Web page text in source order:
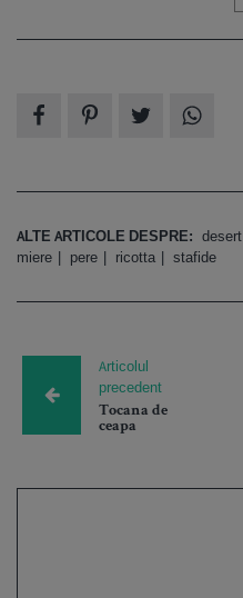
ALTE ARTICOLE DESPRE: desert
miere
pere ricotta stafide
Articolul
precedent
Tocana de
ceapa